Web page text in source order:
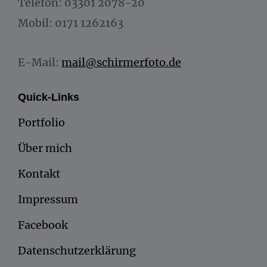
Telefon: 03301 2078-20
Mobil: 0171 1262163
E-Mail: mail@schirmerfoto.de
Quick-Links
Portfolio
Über mich
Kontakt
Impressum
Facebook
Datenschutzerklärung